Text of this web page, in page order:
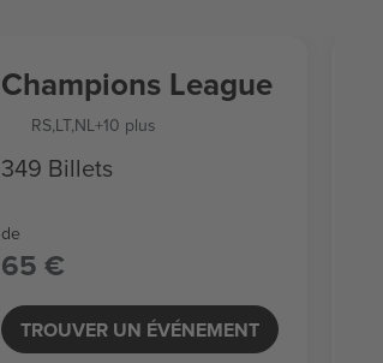
Champions League
RS,LT,NL+10 plus
349 Billets
de
65 €
TROUVER UN ÉVÉNEMENT